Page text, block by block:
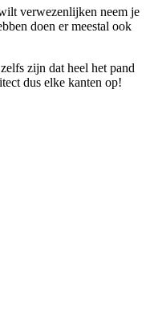
verwezenlijken neem je
doen er meestal ook
zijn dat heel het pand
dus elke kanten op!